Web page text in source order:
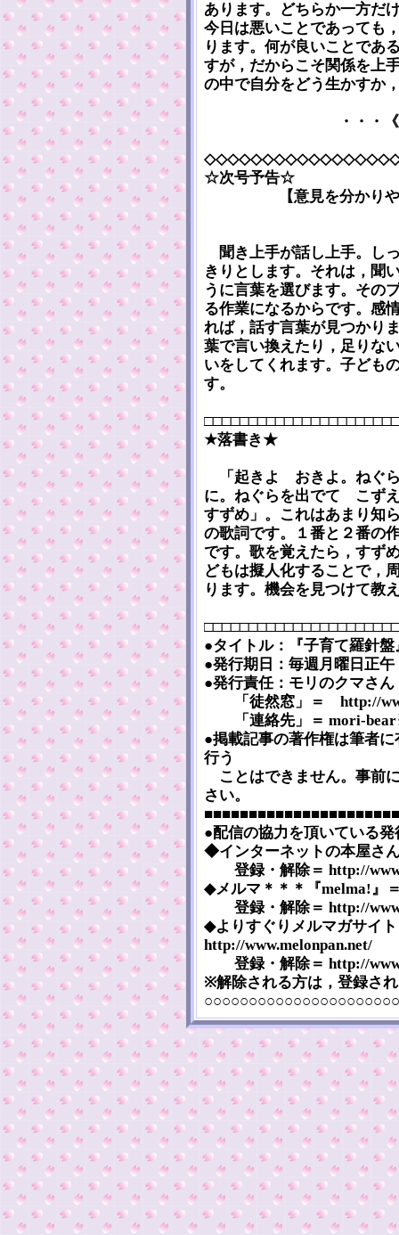
あります。どちらか一方だ
今日は悪いことであっても
ります。何が良いことであ
すが，だからこそ関係を上
の中で自分をどう生かすか
・・・
☆次号予告☆
【意見を分かり
聞き上手が話し上手。し
きりとします。それは，聞
うに言葉を選びます。その
る作業になるからです。感
れば，話す言葉が見つかり
葉で言い換えたり，足りな
いをしてくれます。子ども
す。
★落書き★
「起きよ おきよ。ねぐ
に。ねぐらを出でて こず
すずめ」。これはあまり知
の歌詞です。１番と２番の
です。歌を覚えたら，すず
どもは擬人化することで，
ります。機会を見つけて教
●タイトル：『子育て羅針
●発行期日：毎週月曜日正
●発行責任：モリのクマさ
「徒然窓」＝ http://
「連絡先」＝ mori-
●掲載記事の著作権は筆者
行う
ことはできません。事前
さい。
●配信の協力を頂いている
◆インターネットの本屋さ
登録・解除＝ http://
◆メルマ＊＊＊『melma!』
登録・解除＝ http://
◆よりすぐりメルマガサイ
http://www.melonpan.net/
登録・解除＝ http://
※解除される方は，登録さ